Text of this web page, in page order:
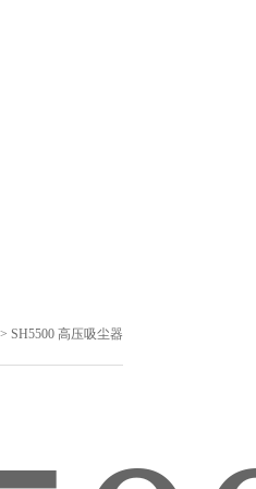
> SH5500 高压吸尘器